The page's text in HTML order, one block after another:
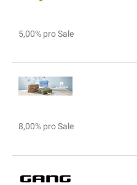
5,00% pro Sale
8,00% pro Sale